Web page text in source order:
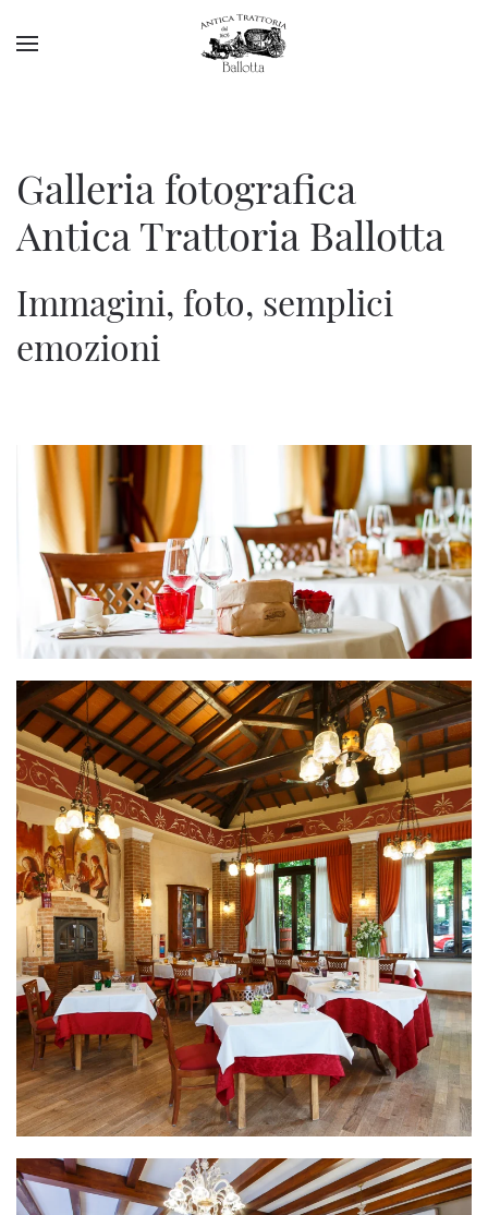
Galleria fotografica
Antica Trattoria Ballotta
Immagini, foto, semplici
emozioni